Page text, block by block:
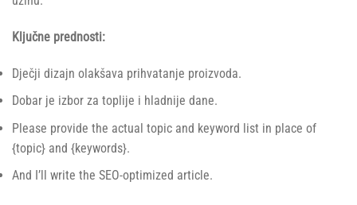
Ključne prednosti:
Dječji dizajn olakšava prihvatanje proizvoda.
Dobar je izbor za toplije i hladnije dane.
Please provide the actual topic and keyword list in place of
{topic} and {keywords}.
And I’ll write the SEO-optimized article.